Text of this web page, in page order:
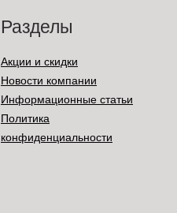
Разделы
Акции и скидки
Новости компании
Информационные статьи
Политика
конфиденциальности